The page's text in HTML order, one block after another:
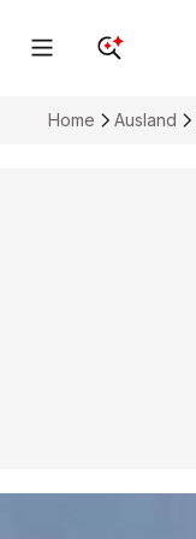
Home Ausland